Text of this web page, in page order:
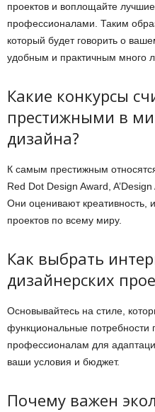
проектов и воплощайте
профессионалами. Таким
который будет говорить о
удобным и практичным много
Какие конкурсы
престижными в
дизайна?
К самым престижным
Red Dot Design Award,
Они оценивают креативность,
проектов по всему миру.
Как выбрать
дизайнерских
Основывайтесь на стиле,
функциональные потребности
профессионалам для
ваши условия и бюджет.
Почему важен